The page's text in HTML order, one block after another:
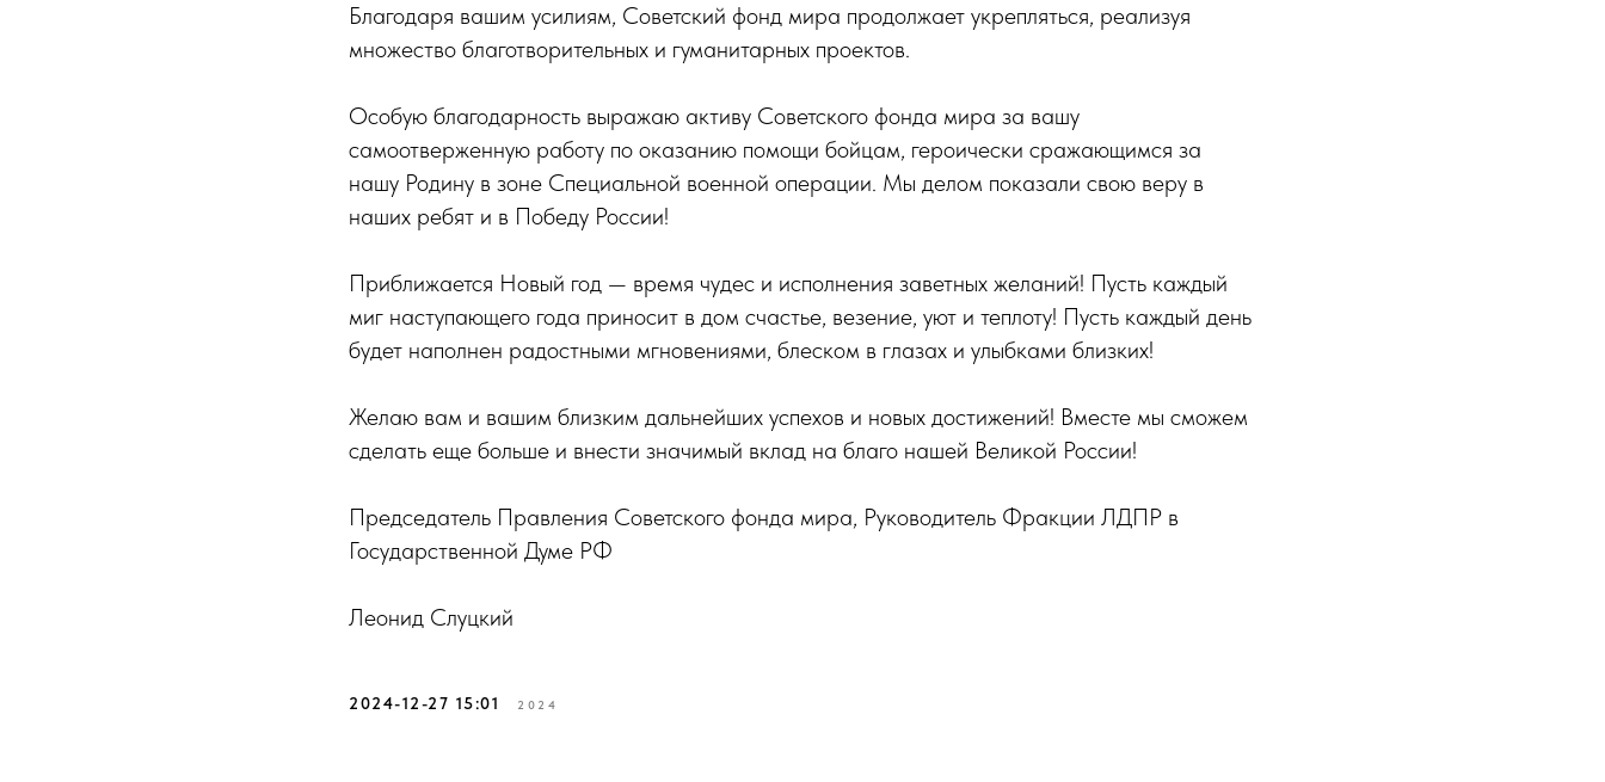
Благодаря вашим усилиям, Советский фонд мира продолжает укрепляться, реализуя
множество благотворительных и гуманитарных проектов.
Особую благодарность выражаю активу Советского фонда мира за вашу
самоотверженную работу по оказанию помощи бойцам, героически сражающимся за
нашу Родину в зоне Специальной военной операции. Мы делом показали свою веру в
наших ребят и в Победу России!
Приближается Новый год — время чудес и исполнения заветных желаний! Пусть каждый
миг наступающего года приносит в дом счастье, везение, уют и теплоту! Пусть каждый день
будет наполнен радостными мгновениями, блеском в глазах и улыбками близких!
Желаю вам и вашим близким дальнейших успехов и новых достижений! Вместе мы сможем
сделать еще больше и внести значимый вклад на благо нашей Великой России!
Председатель Правления Советского фонда мира, Руководитель Фракции ЛДПР в
Государственной Думе РФ
Леонид Слуцкий
2024-12-27 15:01 2024